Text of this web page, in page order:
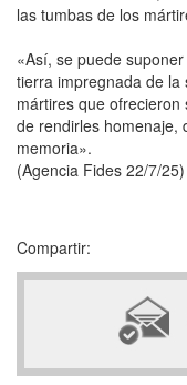
las tumbas de los
«Así, se puede
tierra impregnada de
mártires que
de rendirles homenaje,
memoria».
(Agencia Fides 22/7/25)
Compartir: